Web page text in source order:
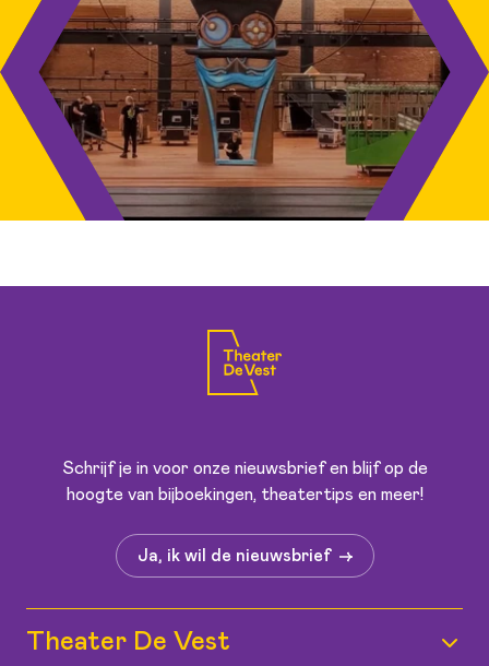
Schrijf je in voor onze nieuwsbrief en blijf op de
hoogte van bijboekingen, theatertips en meer!
Ja, ik wil de nieuwsbrief
Theater De Vest